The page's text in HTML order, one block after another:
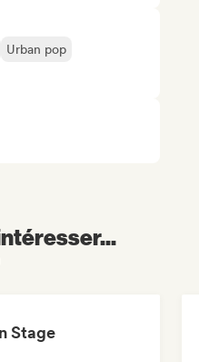
Urban pop
Stage